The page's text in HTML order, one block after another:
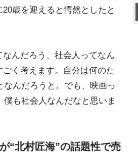
歳を迎えると愕然としたと
なんだろう、社会人ってなん
く考えます。自分は何のた
んだろうと。でも、映画っ
も社会人なんだなと思いま
“北村匠海”の話題性で売